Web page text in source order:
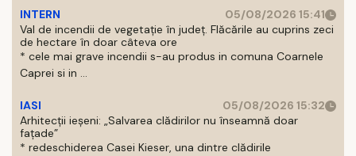
INTERN
05/08/2026 15:41
Val de incendii de vegetație în județ. Flăcările au cuprins zeci
de hectare în doar câteva ore
* cele mai grave incendii s-au produs in comuna Coarnele
Caprei si in ...
IASI
05/08/2026 15:32
Arhitecții ieșeni: „Salvarea clădirilor nu înseamnă doar
fațade”
* redeschiderea Casei Kieser, una dintre clădirile